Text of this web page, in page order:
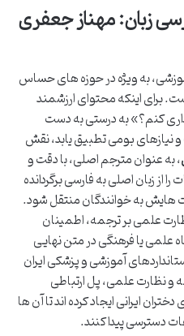
زبان: مهناز جعفری
به ویژه در حوزه های حساس
برای اینکه محتوای ارزشمند
کنم؟» به درستی به دست
نیازهای بومی تطبیق یابد، نقش
، به عنوان مترجم اصلی، با دقت و
زبان اصلی به فارسی برگردانده
هایش به خوانندگان منتقل شود.
علمی بر ترجمه، اطمینان
یا فرهنگی در متن نهایی
آموزشی و پزشکی ایران
و نظارت علمی، پل ارتباطی
ایرانی ایجاد کرده اند تا آن ها
دسترسی پیدا کنند.